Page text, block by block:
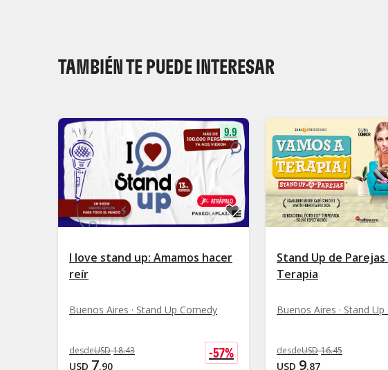
TAMBIÉN TE PUEDE INTERESAR
9.9
I love stand up: Amamos hacer
reír
Buenos Aires · Stand Up Comedy
desdeUSD 18.43
USD 7.90
-57%
Stand Up de Parejas
Terapia
Buenos Aires · Stand
desdeUSD 16.45
USD 9.87